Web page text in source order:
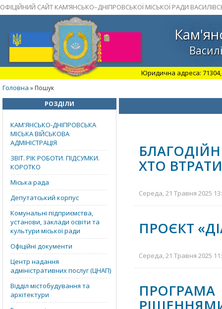
ОФІЦІЙНИЙ САЙТ КАМ’ЯНСЬКО–ДНІПРОВСЬКОЇ МІСЬКОЇ РАДИ
Юридична адреса: 71304,
Головна » Пошук
РОЗДІЛИ
КАМ'ЯНСЬКО-ДНІПРОВСЬКА
МІСЬКА ВІЙСЬКОВА
АДМІНІСТРАЦІЯ
ЗВІТ. РІК РОБОТИ. ПІДСУМКИ.
КОРОТКО
Міська рада
Депутатський корпус
Комунальні підприємства,
установи, заклади освіти та
культури міської ради
Офіційні документи
Центр надання
адміністративних послуг (ЦНАП)
Відділ містобудування та
архітектури
ХТО
Середа, 21 Травня 2025
ПРОЄКТ
Середа, 21 Травня 2025